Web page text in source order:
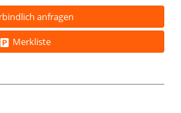
anfragen
Merkliste